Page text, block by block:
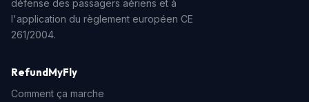
défense des passagers aériens et à
l'application du règlement européen CE
261/2004.
RefundMyFly
Comment ça marche